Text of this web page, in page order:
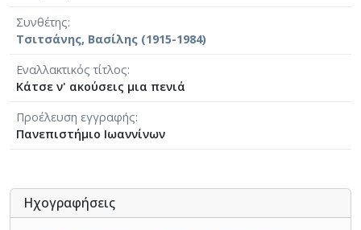
Συνθέτης
Τσιτσάνης, Βασίλης (1915-1984)
Eναλλακτικός τίτλος
Κάτσε ν' ακούσεις μια πενιά
Προέλευση εγγραφής
Πανεπιστήμιο Ιωαννίνων
Ηχογραφήσεις